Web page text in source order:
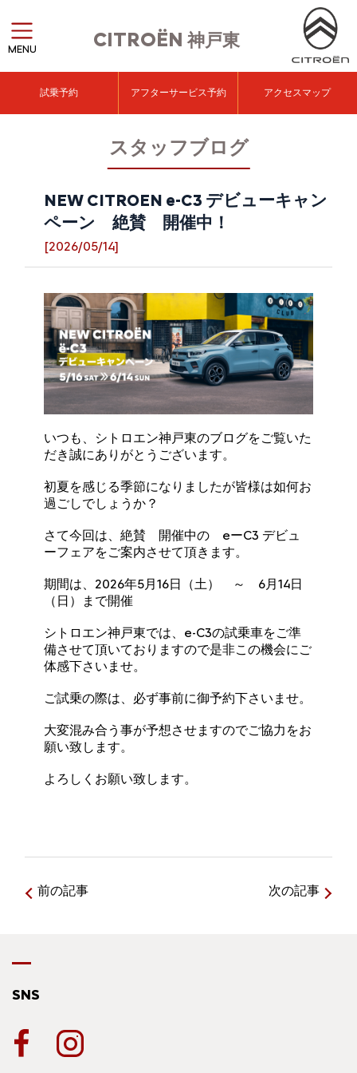
CITROËN神戸東
MENU
試乗予約 アフターサービス予約 アクセスマップ
スタッフブログ
NEW CITROEN e-C3 デビューキャン
ペーン 絶賛 開催中！
[2026/05/14]
いつも、シトロエン神戸東のブログをご覧いた
だき誠にありがとうございます。
初夏を感じる季節になりましたが皆様は如何お
過ごしでしょうか？
さて今回は、絶賛 開催中の eーC3 デビュ
ーフェアをご案内させて頂きます。
期間は、2026年5月16日（土） ～ 6月14日
（日）まで開催
シトロエン神戸東では、e-C3の試乗車をご準
備させて頂いておりますので是非この機会にご
体感下さいませ。
ご試乗の際は、必ず事前に御予約下さいませ。
大変混み合う事が予想させますのでご協力をお
願い致します。
よろしくお願い致します。
前の記事 次の記事
SNS